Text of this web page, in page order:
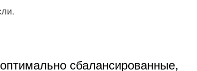
оптимально сбалансированные,